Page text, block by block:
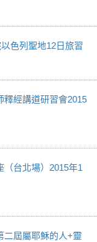
色列聖地12日旅習
釋經講道研習會2015
（台北場）2015年1
二屆屬耶穌的人+靈